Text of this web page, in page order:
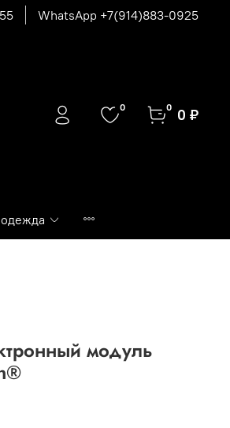
WhatsApp +7(914)883-0925
0 0 0 ₽
модуль